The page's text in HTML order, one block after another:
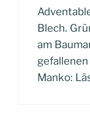
Blech.
am
Manko: